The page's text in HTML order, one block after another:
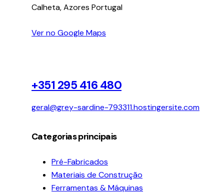
Calheta, Azores Portugal
Ver no Google Maps
+351 295 416 480
geral@grey-sardine-793311.hostingersite.com
Categorias principais
Pré-Fabricados
Materiais de Construção
Ferramentas & Máquinas